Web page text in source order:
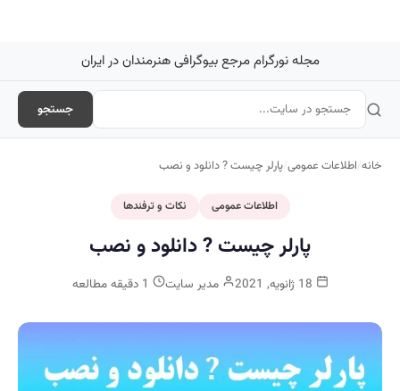
مجله نورگرام مرجع بیوگرافی هنرمندان در ایران
جستجو
خانه/اطلاعات عمومی/پارلر چیست ? دانلود و نصب
اطلاعات عمومی نکات و ترفندها
پارلر چیست ? دانلود و نصب
مدیر سایت